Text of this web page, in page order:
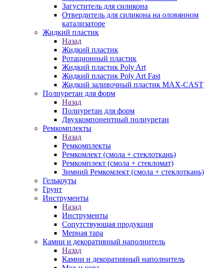
Загуститель для силикона
Отвердитель для силикона на оловянном
катализаторе
Жидкий пластик
Назад
Жидкий пластик
Ротационный пластик
Жидкий пластик Poly Art
Жидкий пластик Poly Art Fast
Жидкий заливочный пластик MAX-CAST
Полиуретан для форм
Назад
Полиуретан для форм
Двухкомпонентный полиуретан
Ремкомплекты
Назад
Ремкомплекты
Ремкомлект (смола + стеклоткань)
Ремкомплект (смола + стекломат)
Зимний Ремкомлект (смола + стеклоткань)
Гелькоуты
Грунт
Инструменты
Назад
Инструменты
Сопутствующая продукция
Мерная тара
Камни и декоративный наполнитель
Назад
Камни и декоративный наполнитель